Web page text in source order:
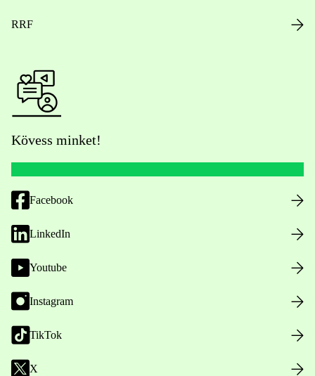
RRF
Kövess minket!
Facebook
LinkedIn
Youtube
Instagram
TikTok
X